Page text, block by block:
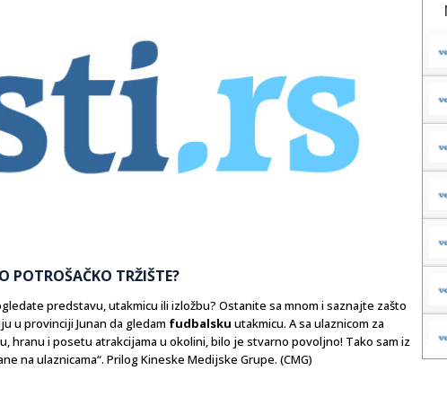
POTROŠAČKO TRŽIŠTE?
predstavu, utakmicu ili izložbu? Ostanite sa mnom i saznajte zašto
u provinciji Junan da gledam fudbalsku utakmicu. A sa ulaznicom za
hranu i posetu atrakcijama u okolini, bilo je stvarno povoljno! Tako sam iz
na ulaznicama“. Prilog Kineske Medijske Grupe. (CMG)